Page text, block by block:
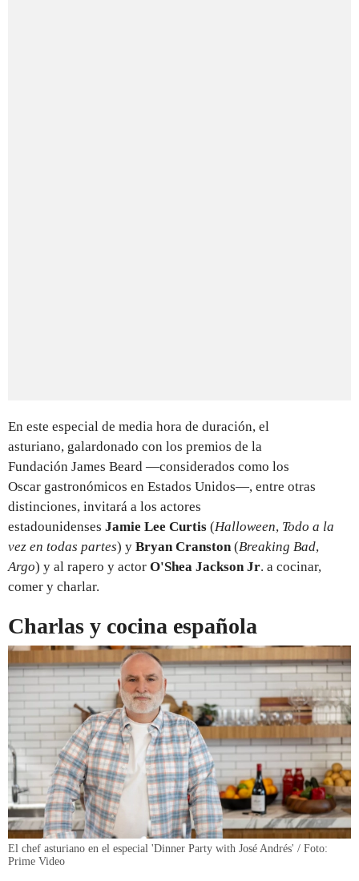
En este especial de media hora de duración, el
asturiano, galardonado con los premios de la
Fundación James Beard —considerados como los
Oscar gastronómicos en Estados Unidos—, entre otras
distinciones, invitará a los actores
estadounidenses Jamie Lee Curtis (Halloween, Todo a la
vez en todas partes) y Bryan Cranston(Breaking Bad,
Argo) y al rapero y actor O'Shea Jackson Jr. a cocinar,
comer y charlar.
Charlas y cocina española
El chef asturiano en el especial 'Dinner Party with José Andrés' / Foto:
Prime Video